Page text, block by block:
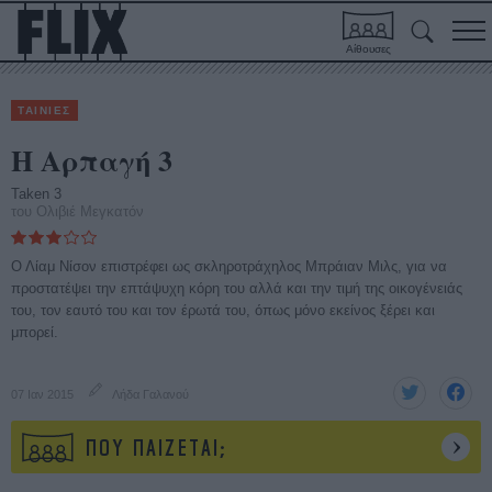
Αίθουσες
ΤΑΙΝΙΕΣ
Η Αρπαγή 3
Taken 3
του Ολιβιέ Μεγκατόν
Ο Λίαμ Νίσον επιστρέφει ως σκληροτράχηλος Μπράιαν Μιλς, για να
προστατέψει την επτάψυχη κόρη του αλλά και την τιμή της οικογένειάς
του, τον εαυτό του και τον έρωτά του, όπως μόνο εκείνος ξέρει και
μπορεί.
07 Ιαν 2015 Λήδα Γαλανού
ΠΟΥ ΠΑΙΖΕΤΑΙ;